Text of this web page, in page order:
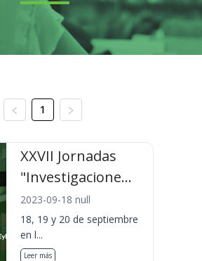
1
XXVII Jornadas
"Investigacione...
2023-09-18 null
18, 19 y 20 de septiembre
en l...
Leer más